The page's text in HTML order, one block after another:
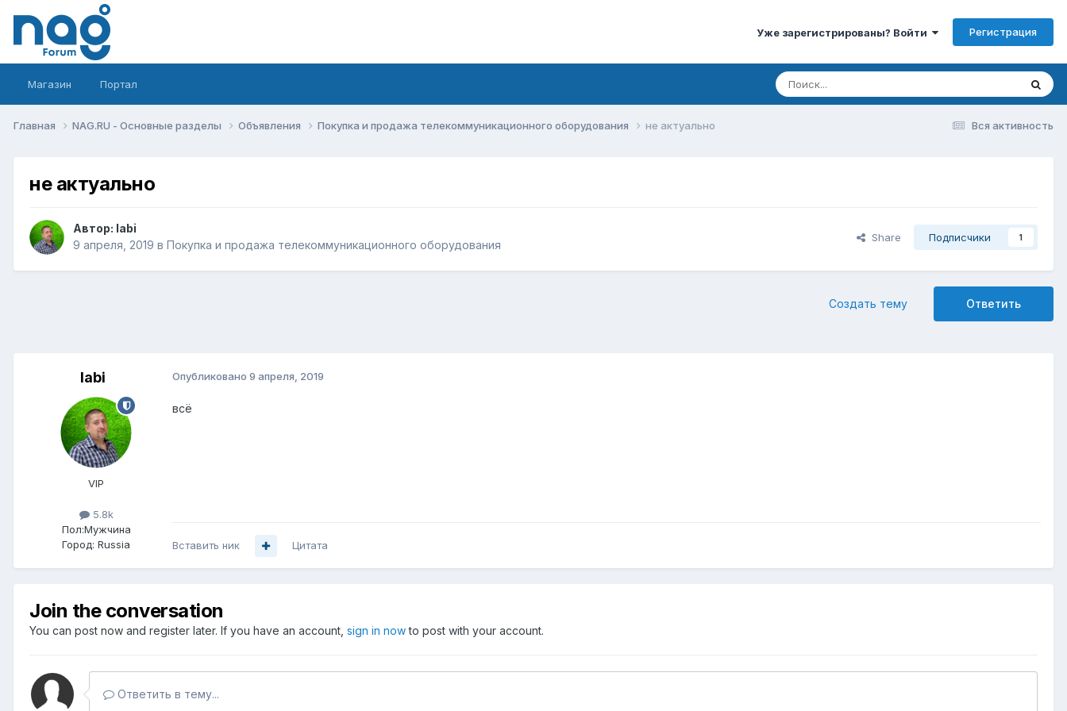
Уже зарегистрированы? Войти Регистрация
Магазин Портал
Вся активность
Главная NAG.RU - Основные разделы Объявления Покупка и продажа телекоммуникационного оборудования не актуально
не актуально
Автор: labi
9 апреля, 2019 в Покупка и продажа телекоммуникационного оборудования
Share Подписчики 1
Ответить
Создать тему
labi
VIP
5.8k
Пол:Мужчина
Город: Russia
Опубликовано 9 апреля, 2019
всё
Вставить ник Цитата
Join the conversation
You can post now and register later. If you have an account, sign in nowto post with your account.
Ответить в тему...